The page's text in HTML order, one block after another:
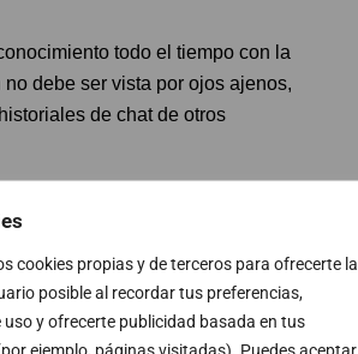
cookies propias y de terceros para ofrecerte la
posible al recordar tus preferencias,
y ofrecerte publicidad basada en tus
ejemplo, páginas visitadas). Puedes aceptar
todo el tiempo con la
debe ser vista por ojos ajenos,
de chat de otros
nunca revelemos el nombre
en una herramienta